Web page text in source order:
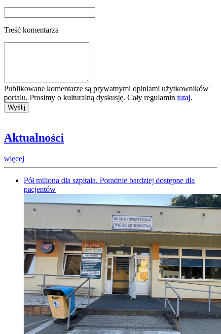
Treść komentarza
Publikowane komentarze są prywatnymi opiniami użytkowników
portalu. Prosimy o kulturalną dyskusję. Cały regulamin tutaj.
Aktualności
więcej
Pół miliona dla szpitala. Poradnie bardziej dostępne dla
pacjentów